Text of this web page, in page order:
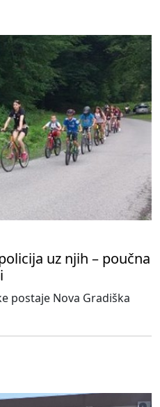
uz njih – poučna
postaje Nova Gradiška